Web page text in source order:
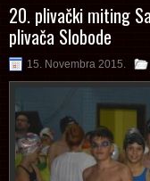
20. plivački miting
plivača Slobode
15. Novembra 2015.